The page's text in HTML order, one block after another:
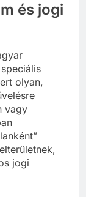
és jogi
olyan,
vagy
jogi